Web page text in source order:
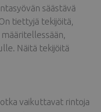
säästävä
tiettyjä tekijöitä,
Näitä tekijöitä
vaikuttavat rintoja